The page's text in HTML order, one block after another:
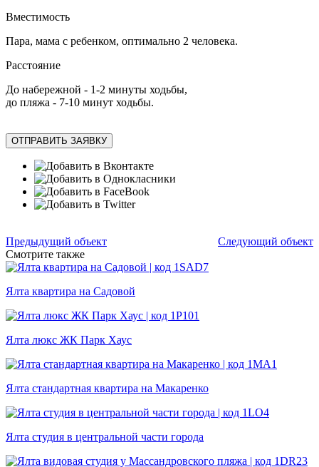
Вместимость
Пара, мама с ребенком, оптимально 2 человека.
Расстояние
До набережной - 1-2 минуты ходьбы,
до пляжа - 7-10 минут ходьбы.
ОТПРАВИТЬ ЗАЯВКУ
Предыдущий объект
Следующий объект
Смотрите также
Ялта квартира на Садовой
Ялта люкс ЖК Парк Хаус
Ялта стандартная квартира на Макаренко
Ялта студия в центральной части города